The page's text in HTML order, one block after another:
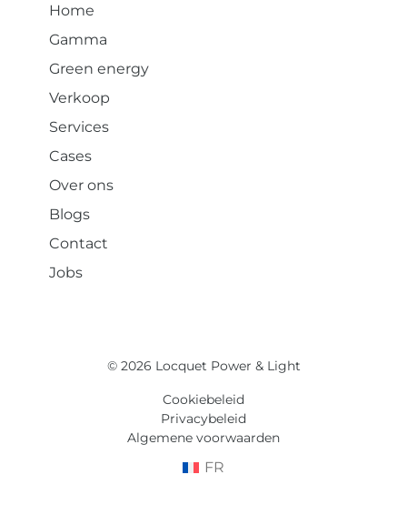
Home
Gamma
Green energy
Verkoop
Services
Cases
Over ons
Blogs
Contact
Jobs
© 2026 Locquet Power & Light
Cookiebeleid
Privacybeleid
Algemene voorwaarden
FR